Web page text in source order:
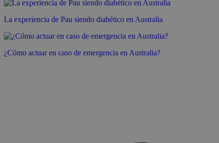
La experiencia de Pau siendo diabético en Australia
¿Cómo actuar en caso de emergencia en Australia?